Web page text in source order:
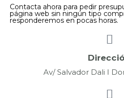
Contacta ahora para pedir
página web sin ningún tipo
responderemos en pocas horas.
Av/ Salvador Dali I